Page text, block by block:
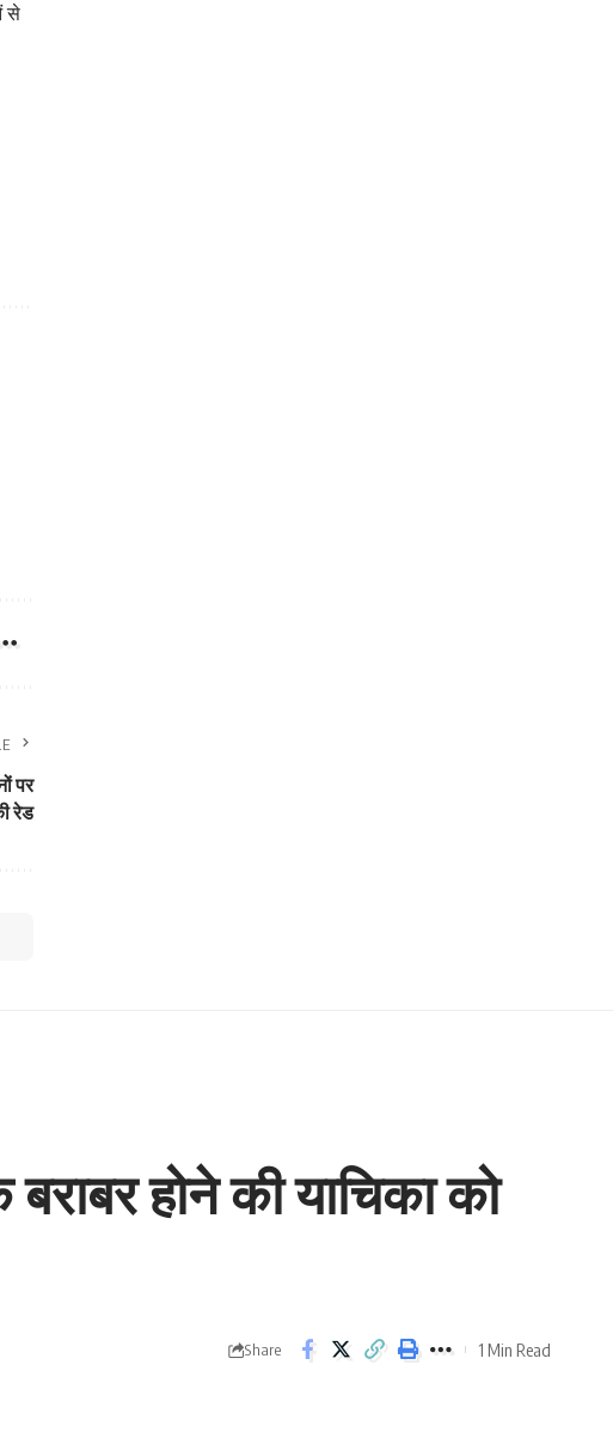
से
पर
रेड
होने की याचिका को
Share 1 Min Read